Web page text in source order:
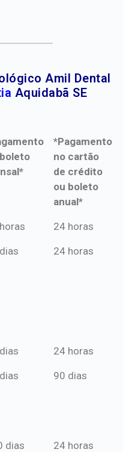
Amil Dental
Aquidabã SE
*Pagamento
no cartão
de crédito
ou boleto
anual*
*Pagamento
de crédito
24 horas
24 horas
24 horas
90 dias
dias 24 horas